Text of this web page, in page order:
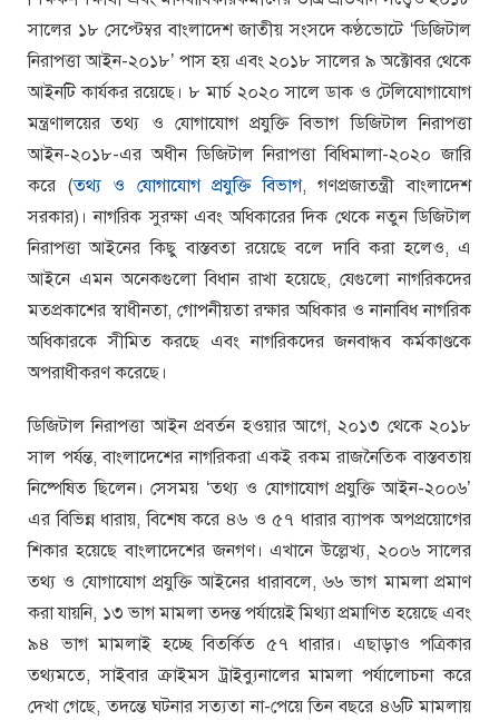
সালের ১৮ সেপ্টেম্বর বাংলাদেশ জাতীয় সংসদে কণ্ঠভোটে ‘ডিজিটাল
নিরাপত্তা আইন-২০১৮’ পাস হয় এবং ২০১৮ সালের ৯ অক্টোবর থেকে
আইনটি কার্যকর রয়েছে। ৮ মার্চ ২০২০ সালে ডাক ও টেলিযোগাযোগ
মন্ত্রণালয়ের তথ্য ও যোগাযোগ প্রযুক্তি বিভাগ ডিজিটাল নিরাপত্তা
আইন-২০১৮-এর অধীন ডিজিটাল নিরাপত্তা বিধিমালা-২০২০ জারি
করে (তথ্য ও যোগাযোগ প্রযুক্তি বিভাগ, গণপ্রজাতন্ত্রী বাংলাদেশ
সরকার)। নাগরিক সুরক্ষা এবং অধিকারের দিক থেকে নতুন ডিজিটাল
নিরাপত্তা আইনের কিছু বাস্তবতা রয়েছে বলে দাবি করা হলেও, এ
আইনে এমন অনেকগুলো বিধান রাখা হয়েছে, যেগুলো নাগরিকদের
মতপ্রকাশের স্বাধীনতা, গোপনীয়তা রক্ষার অধিকার ও নানাবিধ নাগরিক
অধিকারকে সীমিত করছে এবং নাগরিকদের জনবান্ধব কর্মকাণ্ডকে
অপরাধীকরণ করেছে।
ডিজিটাল নিরাপত্তা আইন প্রবর্তন হওয়ার আগে, ২০১৩ থেকে ২০১৮
সাল পর্যন্ত, বাংলাদেশের নাগরিকরা একই রকম রাজনৈতিক বাস্তবতায়
নিষ্পেষিত ছিলেন। সেসময় ‘তথ্য ও যোগাযোগ প্রযুক্তি আইন-২০০৬’
এর বিভিন্ন ধারায়, বিশেষ করে ৪৬ ও ৫৭ ধারার ব্যাপক অপপ্রয়োগের
শিকার হয়েছে বাংলাদেশের জনগণ। এখানে উল্লেখ্য, ২০০৬ সালের
তথ্য ও যোগাযোগ প্রযুক্তি আইনের ধারাবলে, ৬৬ ভাগ মামলা প্রমাণ
করা যায়নি, ১৩ ভাগ মামলা তদন্ত পর্যায়েই মিথ্যা প্রমাণিত হয়েছে এবং
৯৪ ভাগ মামলাই হচ্ছে বিতর্কিত ৫৭ ধারার। এছাড়াও পত্রিকার
তথ্যমতে, সাইবার ক্রাইমস ট্রাইব্যুনালের মামলা পর্যালোচনা করে
দেখা গেছে, তদন্তে ঘটনার সত্যতা না-পেয়ে তিন বছরে ৪৬টি মামলায়